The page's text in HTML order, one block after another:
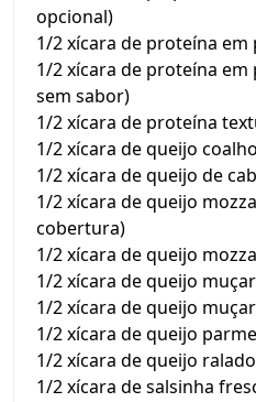
opcional)
1/2 xícara de proteína em
1/2 xícara de proteína
sem sabor)
1/2 xícara de proteína
1/2 xícara de queijo
1/2 xícara de queijo de
1/2 xícara de queijo
cobertura)
1/2 xícara de queijo
1/2 xícara de queijo
1/2 xícara de queijo
1/2 xícara de queijo
1/2 xícara de queijo
1/2 xícara de salsinha